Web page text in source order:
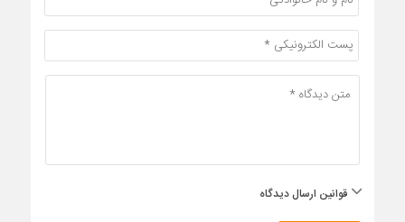
قوانین ارسال دیدگاه